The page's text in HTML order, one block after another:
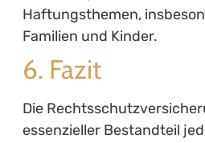
Haftungsthemen,
Familien und Kinder.
6. Fazit
Die
essenzieller Bestandteil